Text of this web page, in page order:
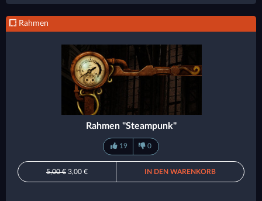
Rahmen
Rahmen "Steampunk"
19 0
5,00 € 3,00 € IN DEN WARENKORB